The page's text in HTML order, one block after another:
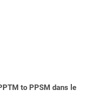
to PPSM dans le